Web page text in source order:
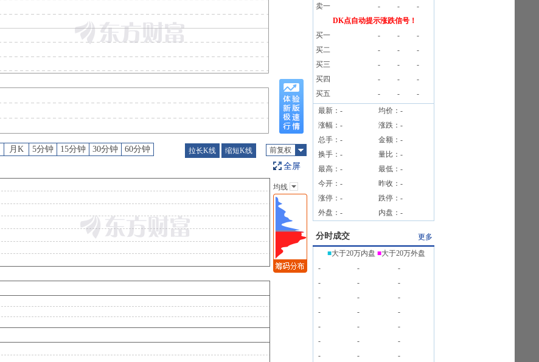
公告：2026年07月01日发布《永杉锂业:永杉锂业关于部分股票期权注销完成的公告》
预约披露日：2026年半年报预约2026年08月31日披露
公告：2026年07月31日发布《永杉锂业:独立董事的专项意见》等3条公告
公告：2026年07月30日发布《永杉锂业:北京市天元律师事务所关于锦州永杉锂业股份有限公司向特定对象发行股票之法律意见书》等5条公告
月K 5分钟 15分钟 30分钟 60分钟 拉长K线 缩短K线 前复权
全屏
主图指标
均线
EXPMA
SAR
BBI
均线
卖一
- -
-
DK点自动提示涨跌信号！
买一
- -
-
买二
- -
-
买三
- -
-
买四
- -
-
买五
- -
-
最新： - 均价： -
涨幅： - 涨跌： -
总手： - 金额： -
换手： - 量比： -
最高： - 最低： -
今开： - 昨收： -
涨停： - 跌停： -
外盘： - 内盘： -
分时成交
更多
■大于20万内盘 ■大于20万外盘
-
-
-
-
-
-
-
-
-
-
-
-
-
-
-
-
-
-
-
-
-